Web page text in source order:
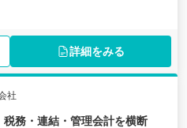
詳細をみる
社
務・連結・管理会計を横断